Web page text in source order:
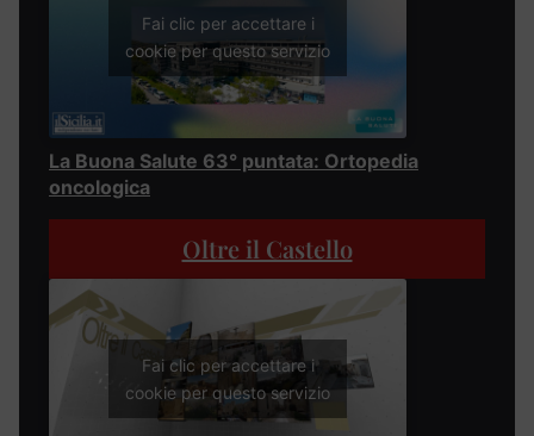
Fai clic per accettare i
cookie per questo servizio
La Buona Salute 63° puntata: Ortopedia
oncologica
Oltre il Castello
Fai clic per accettare i
cookie per questo servizio